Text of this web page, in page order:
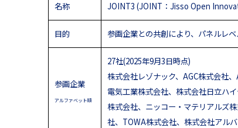
名称 JOINT3 (JOINT：Jisso Open
目的 参画企業との共創により、パネルレ
参画企業
アルファベット順
27社(2025年9月3日時点)
株式会社レゾナック、AGC株式会
電気工業株式会社、株式会社日立ハ
株式会社、ニッコー・マテリアルズ
社、TOWA株式会社、株式会社アル